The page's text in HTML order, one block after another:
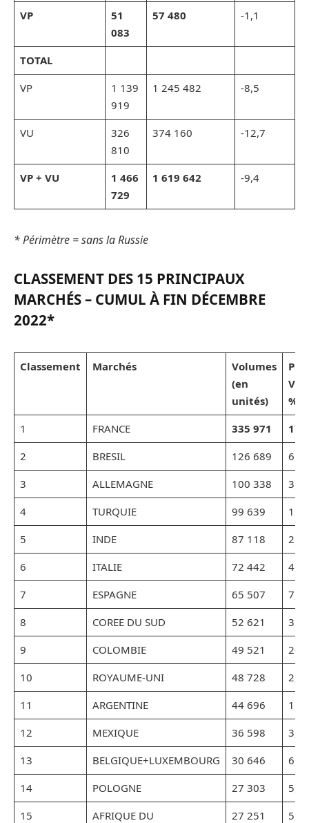
VP
51
083
57 480 -1,1
TOTAL
VP
1 139
919
1 245 482 -8,5
VU
326
810
374 160 -12,7
VP + VU
1 466
729
1 619 642 -9,4
* Périmètre = sans la Russie
CLASSEMENT DES 15 PRINCIPAUX
MARCHÉS – CUMUL À FIN DÉCEMBRE
2022*
Classement Marchés
Volumes
(en
unités)
%)
1
FRANCE 335 971
17,9
2
BRESIL 126 689
6,5
3
ALLEMAGNE 100 338
3,5
4
TURQUIE 99 639
12,7
5
INDE 87 118
2,0
6
ITALIE 72 442
4,9
7
ESPAGNE 65 507
7,0
8
COREE DU SUD 52 621
3,2
9
COLOMBIE 49 521
20,9
10
ROYAUME-UNI 48 728
2,6
11
ARGENTINE 44 696
11,8
12
MEXIQUE 36 598
3,4
13
BELGIQUE+LUXEMBOURG 30 646
6,5
14
POLOGNE 27 303
5,7
15
AFRIQUE DU
27 251 5,4